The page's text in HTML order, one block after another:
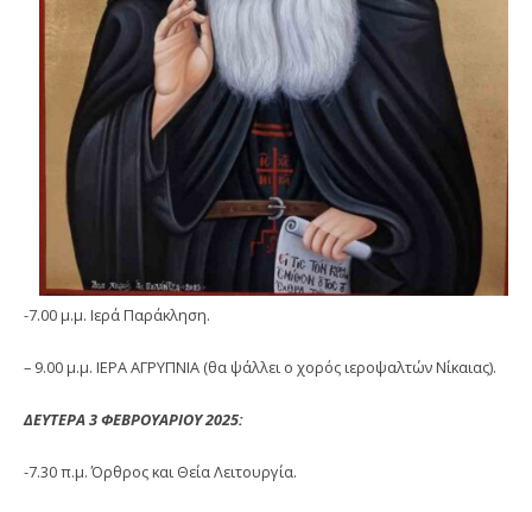
-7.00 μ.μ. Ιερά Παράκληση.
– 9.00 μ.μ. ΙΕΡΑ ΑΓΡΥΠΝΙΑ (θα ψάλλει ο χορός ιεροψαλτών Νίκαιας).
ΔΕΥΤΕΡΑ 3 ΦΕΒΡΟΥΑΡΙΟΥ 2025:
-7.30 π.μ. Όρθρος και Θεία Λειτουργία.